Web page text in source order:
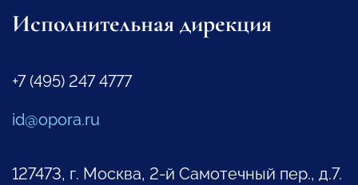
Исполнительная дирекция
+7 (495) 247 4777
id@opora.ru
127473, г. Москва, 2-й Самотечный пер., д.7.